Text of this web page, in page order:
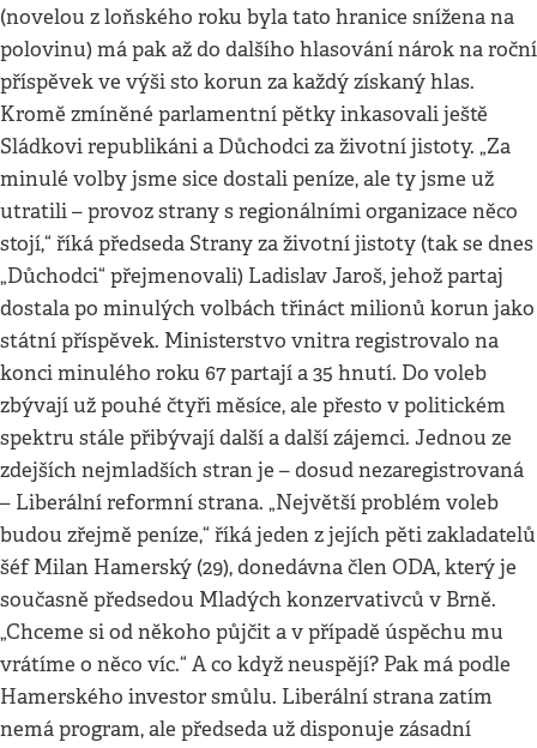
(novelou z loňského roku byla tato hranice snížena na
polovinu) má pak až do dalšího hlasování nárok na roční
příspěvek ve výši sto korun za každý získaný hlas.
Kromě zmíněné parlamentní pětky inkasovali ještě
Sládkovi republikáni a Důchodci za životní jistoty. „Za
minulé volby jsme sice dostali peníze, ale ty jsme už
utratili – provoz strany s regionálními organizace něco
stojí,“ říká předseda Strany za životní jistoty (tak se dnes
„Důchodci“ přejmenovali) Ladislav Jaroš, jehož partaj
dostala po minulých volbách třináct milionů korun jako
státní příspěvek. Ministerstvo vnitra registrovalo na
konci minulého roku 67 partají a 35 hnutí. Do voleb
zbývají už pouhé čtyři měsíce, ale přesto v politickém
spektru stále přibývají další a další zájemci. Jednou ze
zdejších nejmladších stran je – dosud nezaregistrovaná
– Liberální reformní strana. „Největší problém voleb
budou zřejmě peníze,“ říká jeden z jejích pěti zakladatelů
šéf Milan Hamerský (29), donedávna člen ODA, který je
současně předsedou Mladých konzervativců v Brně.
„Chceme si od někoho půjčit a v případě úspěchu mu
vrátíme o něco víc.“ A co když neuspějí? Pak má podle
Hamerského investor smůlu. Liberální strana zatím
nemá program, ale předseda už disponuje zásadní